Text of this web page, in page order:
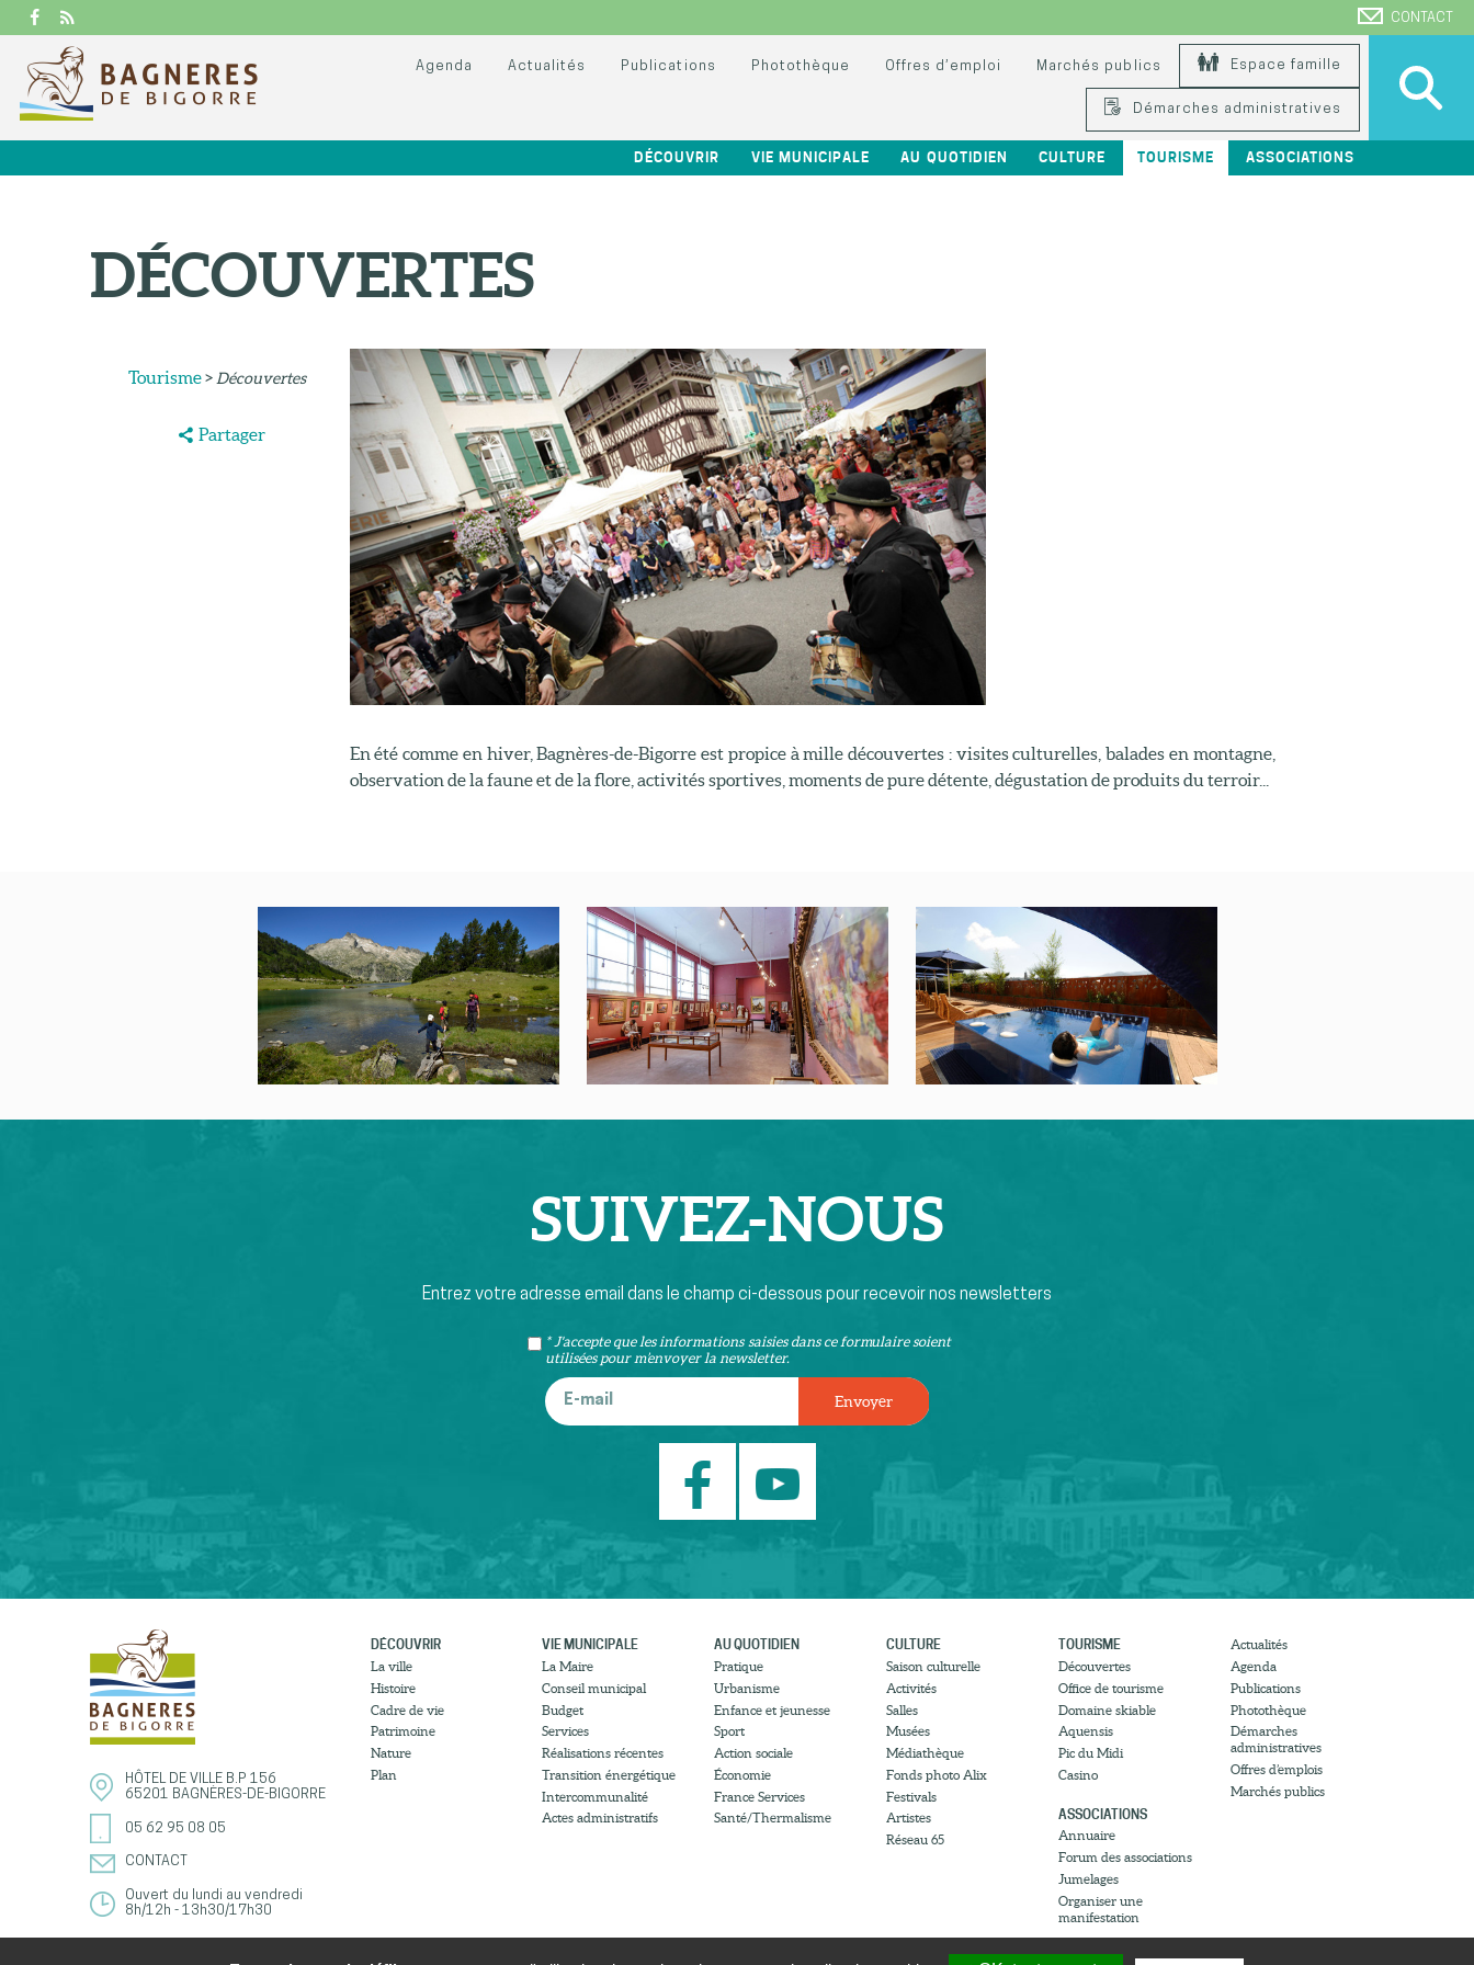
CONTACT
Agenda Actualités Publications Photothèque Offres d’emploi Marchés publics Espace famille
Démarches administratives
DÉCOUVRIR VIE MUNICIPALE AU QUOTIDIEN CULTURE TOURISME ASSOCIATIONS
DÉCOUVERTES
Tourisme> Découvertes
Partager
En été comme en hiver, Bagnères-de-Bigorre est propice à mille découvertes : visites culturelles, balades en montagne,
observation de la faune et de la flore, activités sportives, moments de pure détente, dégustation de produits du terroir...
SUIVEZ-NOUS
Entrez votre adresse email dans le champ ci-dessous pour recevoir nos newsletters
* J'accepte que les informations saisies dans ce formulaire soient
utilisées pour m’envoyer la newsletter.
HÔTEL DE VILLE B.P 156
65201 BAGNÈRES-DE-BIGORRE
05 62 95 08 05
CONTACT
Ouvert du lundi au vendredi
8h/12h - 13h30/17h30
DÉCOUVRIR
La ville
Histoire
Cadre de vie
Patrimoine
Nature
Plan
VIE MUNICIPALE
La Maire
Conseil municipal
Budget
Services
Réalisations récentes
Transition énergétique
Intercommunalité
Actes administratifs
AU QUOTIDIEN
Pratique
Urbanisme
Enfance et jeunesse
Sport
Action sociale
Économie
France Services
Santé/Thermalisme
CULTURE
Saison culturelle
Activités
Salles
Musées
Médiathèque
Fonds photo Alix
Festivals
Artistes
Réseau 65
TOURISME
Découvertes
Office de tourisme
Domaine skiable
Aquensis
Pic du Midi
Casino
ASSOCIATIONS
Annuaire
Forum des associations
Jumelages
Organiser une
manifestation
Actualités
Agenda
Publications
Photothèque
Démarches
administratives
Offres d’emplois
Marchés publics